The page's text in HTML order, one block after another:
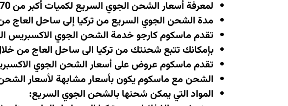
لمعرفة أسعار الشحن الجوي السريع لكميات أكبر من 70 كيلو يرجى التواصل
مدة الشحن الجوي السريع من تركيا إلى ساحل العاج من 4 – 6
تقدم ماسكوم كارجو خدمة الشحن الجوي الاكسبريس
بإمكانك تتبع شحنتك من تركيا الى ساحل العاج من
تقدم ماسكوم عروض على أسعار الشحن الجوي
الشحن مع ماسكوم يكون بأسعار مشابهة لأسعار
المواد التي يمكن شحنها بالشحن الجوي السريع: